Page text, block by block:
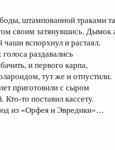
штампованной траками
своим затянувшись. Дымок
чаши вспорхнул и растаял.
раздавались
и первого карпа,
тут же и отпустили.
приготовили с сыром
то поставил кассету.
из «Орфея и Эвредики»…